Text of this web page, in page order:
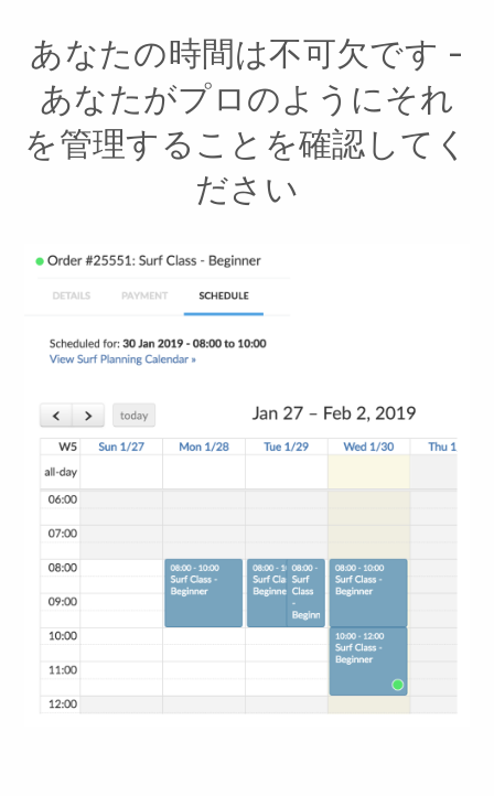
あなたの時間は不可欠です -
あなたがプロのようにそれ
を管理することを確認してく
ださい